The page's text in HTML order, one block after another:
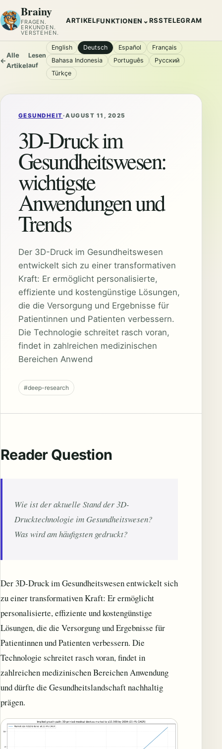
Brainy
FRAGEN.
ERKUNDEN.
VERSTEHEN.
ARTIKELFUNKTIONEN ⌄RSSTELEGRAM
←
Alle
Artikel
Lesen
auf
English Deutsch Español
Français
Bahasa Indonesia
Português
Русский
Türkçe
GESUNDHEIT·AUGUST 11, 2025
3D-Druck im
Gesundheitswesen:
wichtigste
Anwendungen und
Trends
Der 3D-Druck im Gesundheitswesen
entwickelt sich zu einer transformativen
Kraft: Er ermöglicht personalisierte,
effiziente und kostengünstige Lösungen,
die die Versorgung und Ergebnisse für
Patientinnen und Patienten verbessern.
Die Technologie schreitet rasch voran,
findet in zahlreichen medizinischen
Bereichen Anwend
#deep-research
Reader Question
Wie ist der aktuelle Stand der 3D-
Drucktechnologie im Gesundheitswesen?
Was wird am häufigsten gedruckt?
Der 3D-Druck im Gesundheitswesen entwickelt sich
zu einer transformativen Kraft: Er ermöglicht
personalisierte, effiziente und kostengünstige
Lösungen, die die Versorgung und Ergebnisse für
Patientinnen und Patienten verbessern. Die
Technologie schreitet rasch voran, findet in
zahlreichen medizinischen Bereichen Anwendung
und dürfte die Gesundheitslandschaft nachhaltig
prägen.